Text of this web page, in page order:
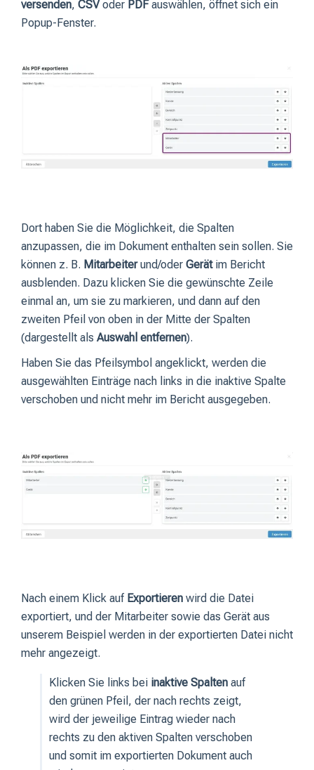
versenden, CSVoder PDFauswählen, öffnet sich ein
Popup-Fenster.
Dort haben Sie die Möglichkeit, die Spalten
anzupassen, die im Dokument enthalten sein sollen. Sie
können z. B. Mitarbeiterund/oder Gerätim Bericht
ausblenden. Dazu klicken Sie die gewünschte Zeile
einmal an, um sie zu markieren, und dann auf den
zweiten Pfeil von oben in der Mitte der Spalten
(dargestellt als Auswahl entfernen).
Haben Sie das Pfeilsymbol angeklickt, werden die
ausgewählten Einträge nach links in die inaktive Spalte
verschoben und nicht mehr im Bericht ausgegeben.
Nach einem Klick auf Exportieren wird die Datei
exportiert, und der Mitarbeiter sowie das Gerät aus
unserem Beispiel werden in der exportierten Datei nicht
mehr angezeigt.
Klicken Sie links bei inaktive Spalten auf
den grünen Pfeil, der nach rechts zeigt,
wird der jeweilige Eintrag wieder nach
rechts zu den aktiven Spalten verschoben
und somit im exportierten Dokument auch